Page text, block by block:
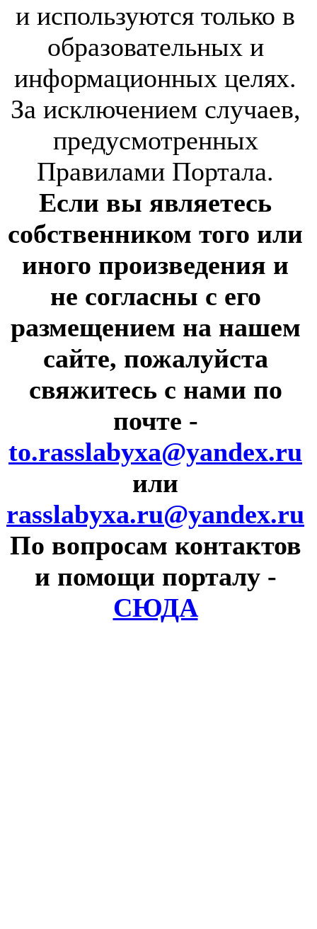
и используются только в
образовательных и
информационных целях.
За исключением случаев,
предусмотренных
Правилами Портала.
Если вы являетесь
собственником того или
иного произведения и
не согласны с его
размещением на нашем
сайте, пожалуйста
свяжитесь с нами по
почте -
to.rasslabyxa@yandex.ru
или
rasslabyxa.ru@yandex.ru
По вопросам контактов
и помощи порталу -
СЮДА